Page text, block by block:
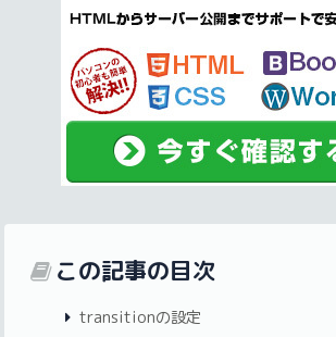
この記事の目次
transitionの設定